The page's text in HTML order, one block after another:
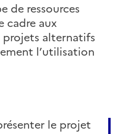
de ressources
cadre aux
projets alternatifs
l’utilisation
le projet